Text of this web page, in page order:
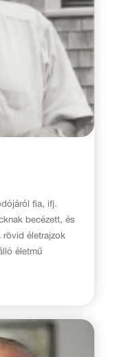
a
költözünk.
ahonnan
a festői
fia, ifj.
becézett, és
rövid életrajzok
életmű